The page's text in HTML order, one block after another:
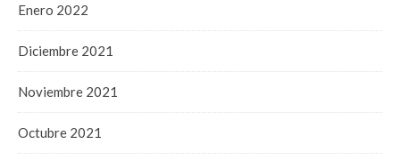
Enero 2022
Diciembre 2021
Noviembre 2021
Octubre 2021